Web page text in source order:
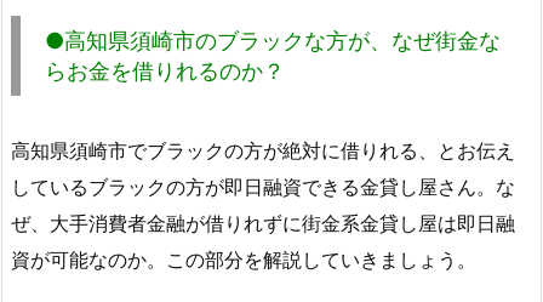
●高知県須崎市のブラックな方が、なぜ街金な
らお金を借りれるのか？
高知県須崎市でブラックの方が絶対に借りれる、とお伝え
しているブラックの方が即日融資できる金貸し屋さん。な
ぜ、大手消費者金融が借りれずに街金系金貸し屋は即日融
資が可能なのか。この部分を解説していきましょう。